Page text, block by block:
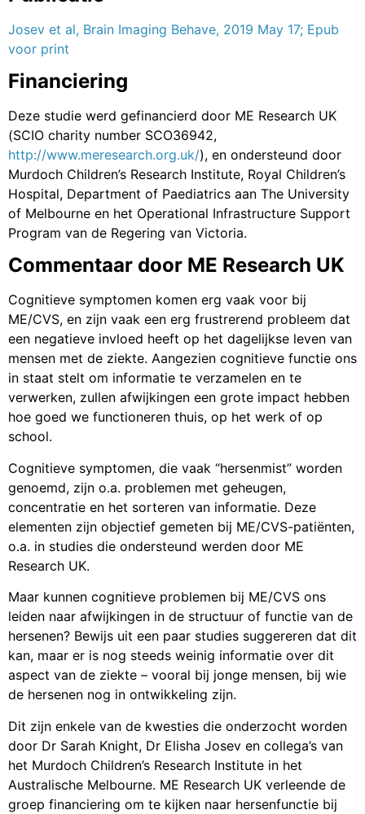
Josev et al, Brain Imaging Behave, 2019 May 17; Epub
voor print
Financiering
Deze studie werd gefinancierd door ME Research UK
(SCIO charity number SCO36942,
http://www.meresearch.org.uk/), en ondersteund door
Murdoch Children’s Research Institute, Royal Children’s
Hospital, Department of Paediatrics aan The University
of Melbourne en het Operational Infrastructure Support
Program van de Regering van Victoria.
Commentaar door ME Research UK
Cognitieve symptomen komen erg vaak voor bij
ME/CVS, en zijn vaak een erg frustrerend probleem dat
een negatieve invloed heeft op het dagelijkse leven van
mensen met de ziekte. Aangezien cognitieve functie ons
in staat stelt om informatie te verzamelen en te
verwerken, zullen afwijkingen een grote impact hebben
hoe goed we functioneren thuis, op het werk of op
school.
Cognitieve symptomen, die vaak “hersenmist” worden
genoemd, zijn o.a. problemen met geheugen,
concentratie en het sorteren van informatie. Deze
elementen zijn objectief gemeten bij ME/CVS-patiënten,
o.a. in studies die ondersteund werden door ME
Research UK.
Maar kunnen cognitieve problemen bij ME/CVS ons
leiden naar afwijkingen in de structuur of functie van de
hersenen? Bewijs uit een paar studies suggereren dat dit
kan, maar er is nog steeds weinig informatie over dit
aspect van de ziekte – vooral bij jonge mensen, bij wie
de hersenen nog in ontwikkeling zijn.
Dit zijn enkele van de kwesties die onderzocht worden
door Dr Sarah Knight, Dr Elisha Josev en collega’s van
het Murdoch Children’s Research Institute in het
Australische Melbourne. ME Research UK verleende de
groep financiering om te kijken naar hersenfunctie bij